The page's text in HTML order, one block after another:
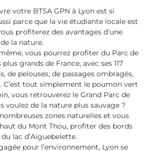
votre BTSA GPN à Lyon est si
parce que la vie étudiante locale est
profiterez des avantages d’une
la nature.
vous pourrez profiter du Parc de
plus grands de France, avec ses 117
de pelouses, de passages ombragés,
C’est tout simplement le poumon vert
vous retrouverez le Grand Parc de
voulez de la nature plus sauvage ?
zones naturelles et vous
du Mont Thou, profiter des bords
lac d’Aiguebelette.
pour l’environnement, Lyon se